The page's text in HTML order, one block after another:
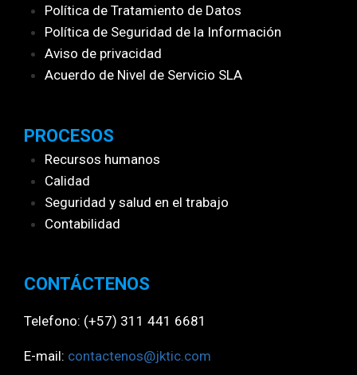
Política de Tratamiento de Datos
Política de Seguridad de la Información
Aviso de privacidad
Acuerdo de Nivel de Servicio SLA
PROCESOS
Recursos humanos
Calidad
Seguridad y salud en el trabajo
Contabilidad
CONTÁCTENOS
Telefono: (+57) 311 441 6681
E-mail: contactenos@jktic.com